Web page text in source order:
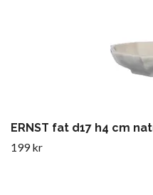
ERNST fat d17 h4 cm
199 kr